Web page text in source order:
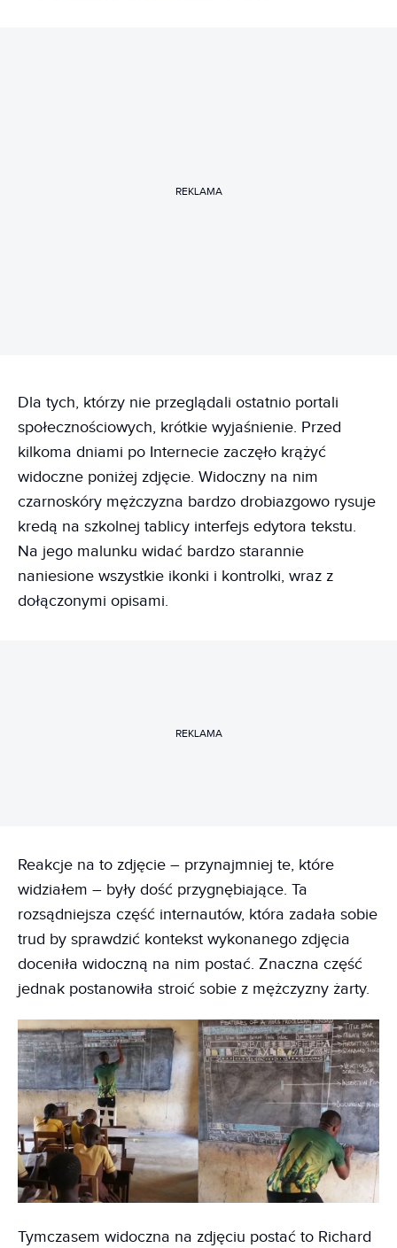
REKLAMA
Dla tych, którzy nie przeglądali ostatnio portali
społecznościowych, krótkie wyjaśnienie. Przed
kilkoma dniami po Internecie zaczęło krążyć
widoczne poniżej zdjęcie. Widoczny na nim
czarnoskóry mężczyzna bardzo drobiazgowo rysuje
kredą na szkolnej tablicy interfejs edytora tekstu.
Na jego malunku widać bardzo starannie
naniesione wszystkie ikonki i kontrolki, wraz z
dołączonymi opisami.
REKLAMA
Reakcje na to zdjęcie – przynajmniej te, które
widziałem – były dość przygnębiające. Ta
rozsądniejsza część internautów, która zadała sobie
trud by sprawdzić kontekst wykonanego zdjęcia
doceniła widoczną na nim postać. Znaczna część
jednak postanowiła stroić sobie z mężczyzny żarty.
Tymczasem widoczna na zdjęciu postać to Richard